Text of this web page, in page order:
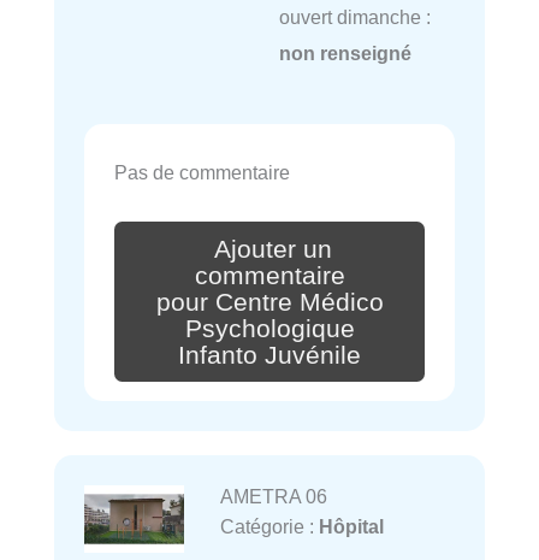
ouvert dimanche :
non renseigné
Pas de commentaire
Ajouter un
commentaire
pour Centre Médico
Psychologique
Infanto Juvénile
AMETRA 06
Catégorie : Hôpital